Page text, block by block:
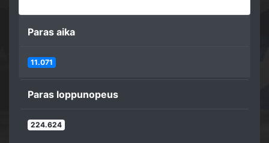
Paras aika
11.071
Paras loppunopeus
224.624